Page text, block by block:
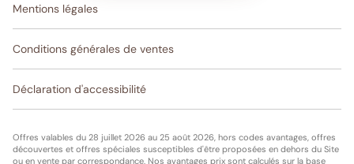
Mentions légales
Conditions générales de ventes
Déclaration d'accessibilité
Offres valables du 28 juillet 2026 au 25 août 2026, hors codes avantages, offres
découvertes et offres spéciales susceptibles d'être proposées en dehors du Site
ou en vente par correspondance. Nos avantages prix sont calculés sur la base